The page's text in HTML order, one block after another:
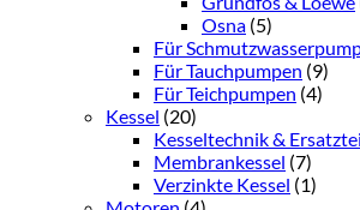
Osna (5)
Für
Für Tauchpumpen (9)
Für Teichpumpen (4)
Kessel (20)
Kesseltechnik &
Membrankessel (7)
Verzinkte Kessel (1)